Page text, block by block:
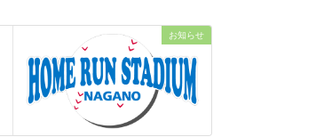
お知らせ